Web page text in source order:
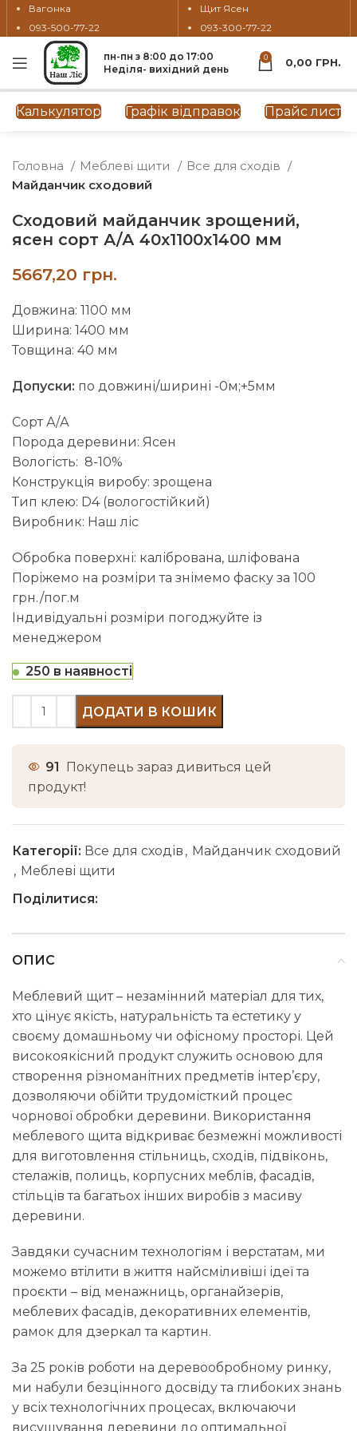
Вагонка
093-500-77-22
Щит Ясен
093-300-77-22
пн-пн з 8:00 до 17:00
Неділя- вихідний день
0 0,00 ГРН.
Калькулятор Графік відправок Прайс лист
Натисніть, щоб збільшити
Головна Меблеві щити
Все для сходів
Майданчик сходовий
Сходовий майданчик зрощений,
ясен сорт А/А 40х1100х1400 мм
грн.
Довжина: 1100 мм
Ширина: 1400 мм
Товщина: 40 мм
Допуски: по довжині/ширині -0м;+5мм
Сорт А/А
Порода деревини: Ясен
Вологість: 8-10%
Конструкція виробу: зрощена
Тип клею: D4 (вологостійкий)
Виробник: Наш ліс
Обробка поверхні: калібрована, шліфована
Поріжемо на розміри та знімемо фаску за 100
грн./пог.м
Індивідуальні розміри погоджуйте із
менеджером
250 в наявності
ДОДАТИ В КОШИК
91 Покупець зараз дивиться цей
продукт!
Категорії: Все для сходів , Майданчик сходовий
, Меблеві щити
Поділитися:
ОПИС
Меблевий щит – незамінний матеріал для тих,
хто цінує якість, натуральність та естетику у
своєму домашньому чи офісному просторі. Цей
високоякісний продукт служить основою для
створення різноманітних предметів інтер’єру,
дозволяючи обійти трудомісткий процес
чорнової обробки деревини. Використання
меблевого щита відкриває безмежні можливості
для виготовлення стільниць, сходів, підвіконь,
стелажів, полиць, корпусних меблів, фасадів,
стільців та багатьох інших виробів з масиву
деревини.
Завдяки сучасним технологіям і верстатам, ми
можемо втілити в життя найсміливіші ідеї та
проєкти – від менажниць, органайзерів,
меблевих фасадів, декоративних елементів,
рамок для дзеркал та картин.
За 25 років роботи на деревообробному ринку,
ми набули безцінного досвіду та глибоких знань
у всіх технологічних процесах, включаючи
висушування деревини до оптимальної